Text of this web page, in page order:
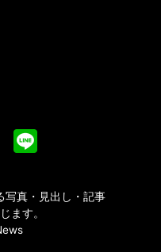
写真・見出し・記事
ます。